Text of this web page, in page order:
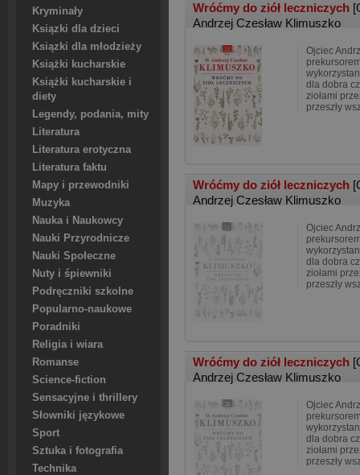
Kryminały
Ksiązki dla dzieci
Ksiązki dla młodzieży
Książki kucharskie
Książki kucharskie i
diety
Legendy, podania, mity
Literatura
Literatura erotyczna
Literatura faktu
Mapy i przewodniki
Muzyka
Nauka i Naukowcy
Nauki Przyrodnicze
Nauki Społeczne
Nuty i śpiewniki
Podręczniki szkolne
Popularno-naukowe
Poradniki
Religia i wiara
Romanse
Science-fiction
Sensacyjne i thrillery
Słowniki językowe
Sport
Sztuka i fotografia
Technika
Wróćmy do ziół leczniczych
Andrzej Czesław Klimuszko
Ojciec
dla dobra
ziołami
przeszły
Wróćmy do ziół leczniczych
Andrzej Czesław Klimuszko
Ojciec
dla dobra
ziołami
przeszły
Wróćmy do ziół leczniczych
Andrzej Czesław Klimuszko
Ojciec
dla dobra
ziołami
przeszły